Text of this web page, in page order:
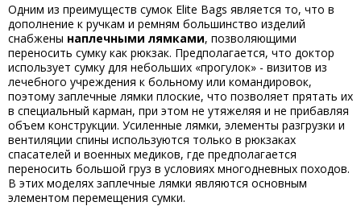
Одним из преимуществ сумок Elite Bags является то, что в
дополнение к ручкам и ремням большинство изделий
снабжены наплечными лямками, позволяющими
переносить сумку как рюкзак. Предполагается, что доктор
использует сумку для небольших «прогулок» - визитов из
лечебного учреждения к больному или командировок,
поэтому заплечные лямки плоские, что позволяет прятать их
в специальный карман, при этом не утяжеляя и не прибавляя
объем конструкции. Усиленные лямки, элементы разгрузки и
вентиляции спины используются только в рюкзаках
спасателей и военных медиков, где предполагается
переносить большой груз в условиях многодневных походов.
В этих моделях заплечные лямки являются основным
элементом перемещения сумки.